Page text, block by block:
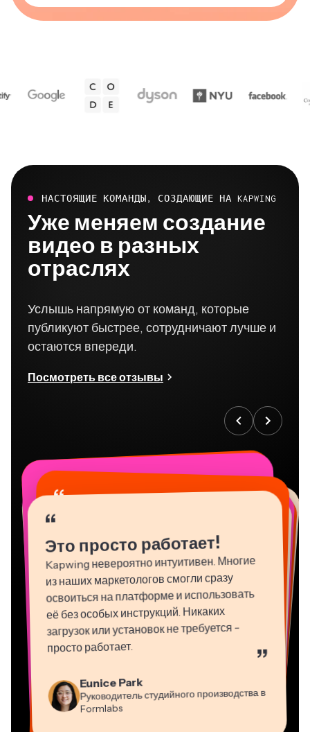
Уже меняем создание
видео в разных
отраслях
публикуют быстрее, сотрудничают лучше и
остаются впереди.
“
Это просто работает!
Kapwing невероятно интуитивен. Многие
из наших маркетологов смогли сразу
освоиться на платформе и использовать
её без особых инструкций. Никаких
загрузок или установок не требуется -
просто работает. ”
Руководитель студийного производства в
Formlabs
“
Vannesia Darby
Генеральный директор в MOXIE
“
Grant Taleck
Со-основатель в
“
Panos Papagapiou
Управляющий партнер в EPATHLON
“
Kerry-lee Farla
“
Gracie Peng
Директор контента
“
Видео Редактор
“
Heidi Rae
Образование
“
Консультант
Mitch Rawlings
“
Dina Segovia
Виртуальный фрилансер